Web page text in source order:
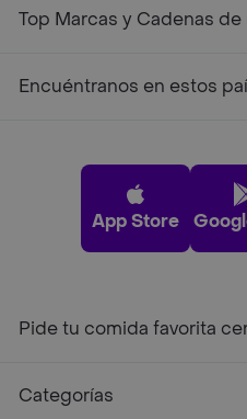
Top Marcas y Cadenas
Encuéntranos en estos
App Store
Pide tu comida favorita
Categorías